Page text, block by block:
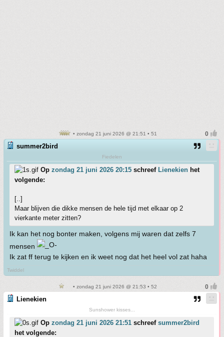
• zondag 21 juni 2026 @ 21:51 • 51
summer2bird
Fiedelen
Op zondag 21 juni 2026 20:15 schreef Lienekien het
volgende:
[..]
Maar blijven die dikke mensen de hele tijd met elkaar op 2
vierkante meter zitten?
Ik kan het nog bonter maken, volgens mij waren dat zelfs 7
mensen
Ik zat ff terug te kijken en ik weet nog dat het heel vol zat haha
Twiddel
• zondag 21 juni 2026 @ 21:53 • 52
Lienekien
Sunshower kisses...
Op zondag 21 juni 2026 21:51 schreef summer2bird
het volgende: